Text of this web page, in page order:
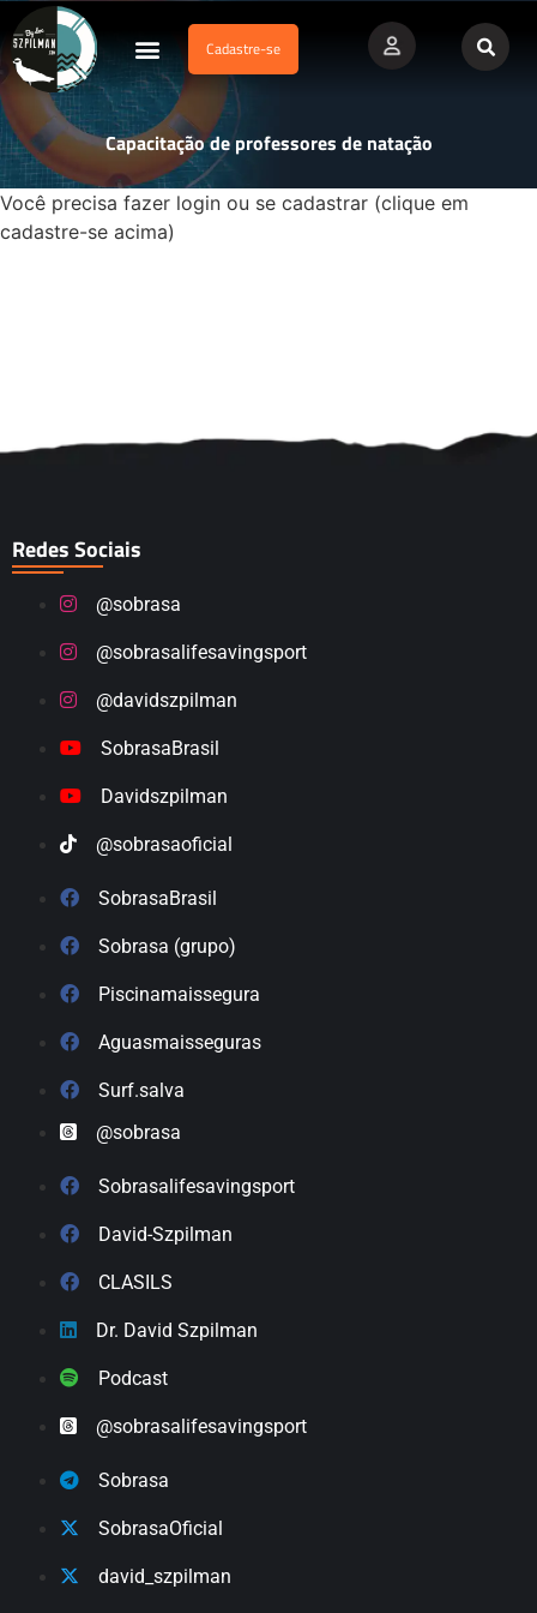
Cadastre-se
Capacitação de professores de natação
Você precisa fazer login ou se cadastrar (clique em
cadastre-se acima)
Redes Sociais
@sobrasa
@sobrasalifesavingsport
@davidszpilman
SobrasaBrasil
Davidszpilman
@sobrasaoficial
SobrasaBrasil
Sobrasa (grupo)
Piscinamaissegura
Aguasmaisseguras
Surf.salva
@sobrasa
Sobrasalifesavingsport
David-Szpilman
CLASILS
Dr. David Szpilman
Podcast
@sobrasalifesavingsport
Sobrasa
SobrasaOficial
david_szpilman